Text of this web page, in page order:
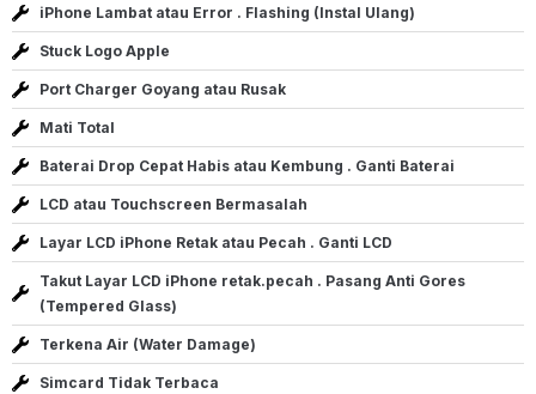
iPhone Lambat atau Error . Flashing (Instal Ulang)
Stuck Logo Apple
Port Charger Goyang atau Rusak
Mati Total
Baterai Drop Cepat Habis atau Kembung . Ganti Baterai
LCD atau Touchscreen Bermasalah
Layar LCD iPhone Retak atau Pecah . Ganti LCD
Takut Layar LCD iPhone retak.pecah . Pasang Anti Gores
(Tempered Glass)
Terkena Air (Water Damage)
Simcard Tidak Terbaca